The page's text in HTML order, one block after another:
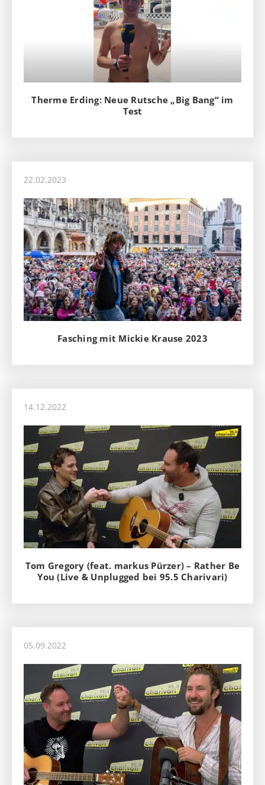
Therme Erding: Neue Rutsche „Big Bang“ im
Test
22.02.2023
Fasching mit Mickie Krause 2023
14.12.2022
Tom Gregory (feat. markus Pürzer) – Rather Be
You (Live & Unplugged bei 95.5 Charivari)
05.09.2022